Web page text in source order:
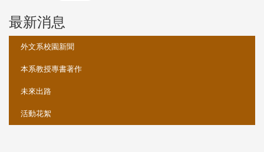
最新消息
外文系校園新聞
本系教授專書著作
未來出路
活動花絮